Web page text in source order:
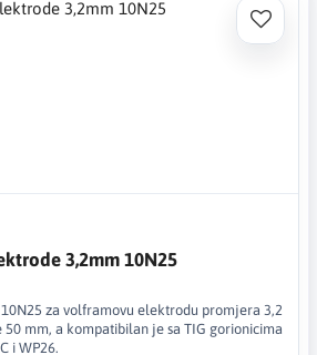
3,2mm 10N25
za volframovu elektrodu promjera 3,2
50 mm, a kompatibilan je sa TIG gorionicima
i WP26.